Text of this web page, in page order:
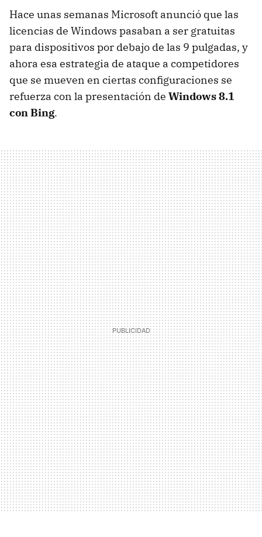
Hace unas semanas Microsoft anunció que las
licencias de Windows pasaban a ser gratuitas
para dispositivos por debajo de las 9 pulgadas, y
ahora esa estrategia de ataque a competidores
que se mueven en ciertas configuraciones se
refuerza con la presentación de Windows 8.1
con Bing.